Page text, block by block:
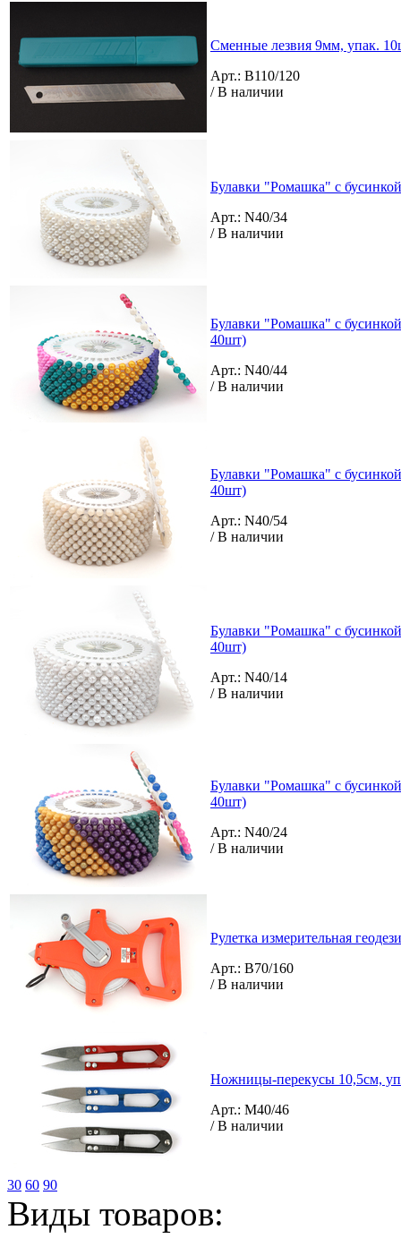
Сменные лезвия 9мм, упак.
Арт.: B110/120
/ В наличии
Булавки "Ромашка" с
Арт.: N40/34
/ В наличии
Булавки "Ромашка" с
40шт)
Арт.: N40/44
/ В наличии
Булавки "Ромашка" с
40шт)
Арт.: N40/54
/ В наличии
Булавки "Ромашка" с
40шт)
Арт.: N40/14
/ В наличии
Булавки "Ромашка" с
40шт)
Арт.: N40/24
/ В наличии
Рулетка измерительная
Арт.: B70/160
/ В наличии
Ножницы-перекусы 10,5см,
Арт.: M40/46
/ В наличии
30 60 90
Виды товаров: